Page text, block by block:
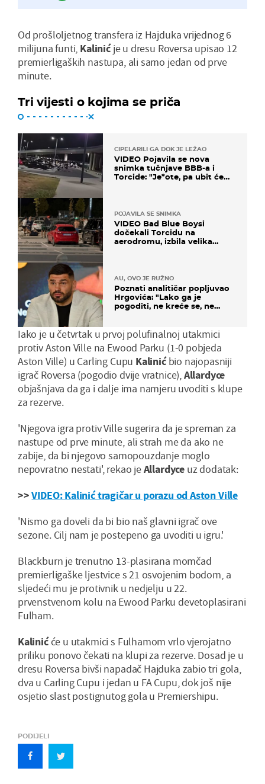
Od prošloljetnog transfera iz Hajduka vrijednog 6
milijuna funti, Kalinićje u dresu Roversa upisao 12
premierligaških nastupa, ali samo jedan od prve
minute.
Tri vijesti o kojima se priča
CIPELARILI GA DOK JE LEŽAO
VIDEO Pojavila se nova
snimka tučnjave BBB-a i
Torcide: "Je*ote, pa ubit će
POJAVILA SE SNIMKA
VIDEO Bad Blue Boysi
dočekali Torcidu na
aerodromu, izbila velika
AU, OVO JE RUŽNO
Poznati analitičar popljuvao
Hrgovića: "Lako ga je
pogoditi, ne kreće se, ne
Iako je u četvrtak u prvoj polufinalnoj utakmici
protiv Aston Ville na Ewood Parku (1-0 pobjeda
Aston Ville) u Carling Cupu Kalinićbio najopasniji
igrač Roversa (pogodio dvije vratnice),Allardyce
objašnjava da ga i dalje ima namjeru uvoditi s klupe
za rezerve.
'Njegova igra protiv Ville sugerira da je spreman za
nastupe od prve minute, ali strah me da ako ne
zabije, da bi njegovo samopouzdanje moglo
nepovratno nestati', rekao jeAllardyceuz dodatak:
>>VIDEO: Kalinić tragičar u porazu od Aston Ville
'Nismo ga doveli da bi bio naš glavni igrač ove
sezone. Cilj nam je postepeno ga uvoditi u igru.'
Blackburn je trenutno 13-plasirana momčad
premierligaške ljestvice s 21 osvojenim bodom, a
sljedeći mu je protivnik u nedjelju u 22.
prvenstvenom kolu na Ewood Parku devetoplasirani
Fulham.
Kalinićće u utakmici s Fulhamom vrlo vjerojatno
priliku ponovo čekati na klupi za rezerve. Dosad je u
dresu Roversa bivši napadač Hajduka zabio tri gola,
dva u Carling Cupu i jedan u FA Cupu, dok još nije
osjetio slast postignutog gola u Premiershipu.
PODIJELI